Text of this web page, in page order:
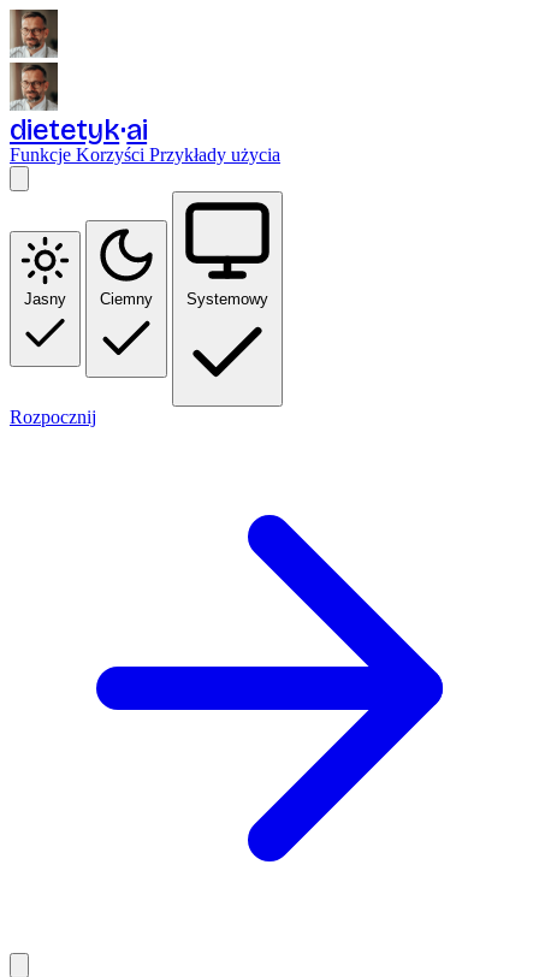
dietetyk ai
Funkcje Korzyści Przykłady użycia
Jasny Ciemny Systemowy
Rozpocznij